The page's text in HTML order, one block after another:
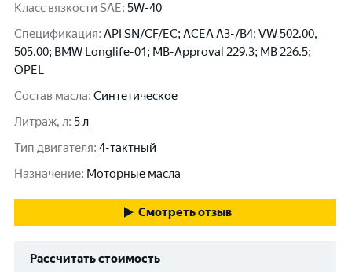
Класс вязкости SAE: 5W-40
Спецификация: API SN/CF/EC; ACEA A3-/B4; VW 502.00,
505.00; BMW Longlife-01; MB-Approval 229.3; MB 226.5;
OPEL
Состав масла: Синтетическое
Литраж, л: 5 л
Тип двигателя: 4-тактный
Назначение: Моторные масла
Смотреть отзыв
Рассчитать стоимость